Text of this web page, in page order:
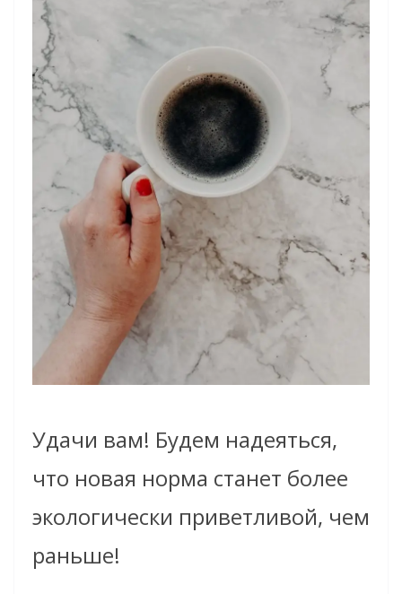
Удачи вам! Будем надеяться,
что новая норма станет более
экологически приветливой, чем
раньше!